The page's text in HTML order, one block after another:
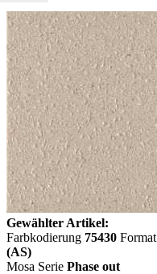
Gewählter Artikel:
Farbkodierung 75430 Format
(AS)
Mosa Serie Phase out